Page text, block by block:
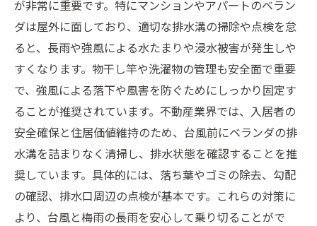
が非常に重要です。特にマンションやアパートのベラン
ダは屋外に面しており、適切な排水溝の掃除や点検を怠
ると、長雨や強風による水たまりや浸水被害が発生しや
すくなります。物干し竿や洗濯物の管理も安全面で重要
で、強風による落下や風害を防ぐためにしっかり固定す
ることが推奨されています。不動産業界では、入居者の
安全確保と住居価値維持のため、台風前にベランダの排
水溝を詰まりなく清掃し、排水状態を確認することを推
奨しています。具体的には、落ち葉やゴミの除去、勾配
の確認、排水口周辺の点検が基本です。これらの対策に
より、台風と梅雨の長雨を安心して乗り切ることがで